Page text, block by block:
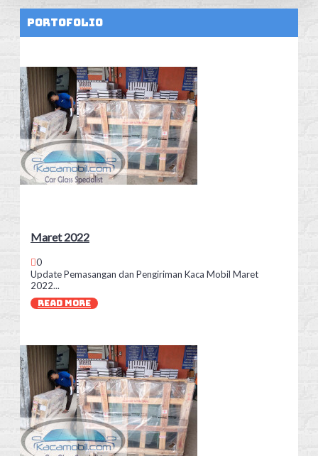
Portofolio
Maret 2022
0
Update Pemasangan dan Pengiriman Kaca Mobil Maret
2022...
READ MORE